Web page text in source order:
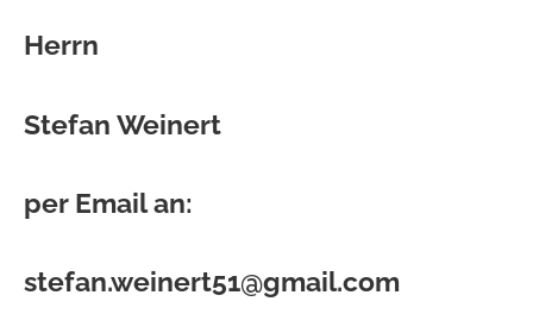
Herrn
Stefan Weinert
per Email an:
stefan.weinert51@gmail.com